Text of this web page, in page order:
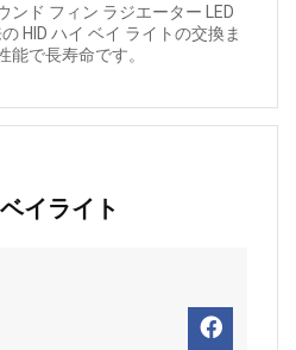
ンド フィン ラジエーター LED
HID ハイ ベイ ライトの交換ま
能で長寿命です。
イライト